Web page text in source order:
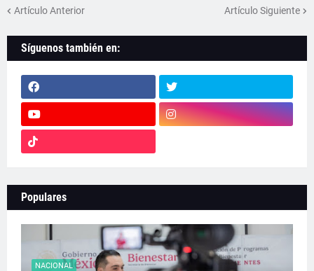
Artículo Anterior Artículo Siguiente
Síguenos también en:
Populares
NACIONAL